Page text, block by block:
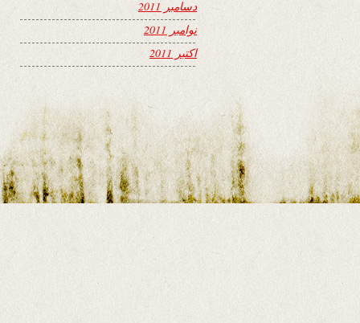
دسامبر 2011
نوامبر 2011
اکتبر 2011